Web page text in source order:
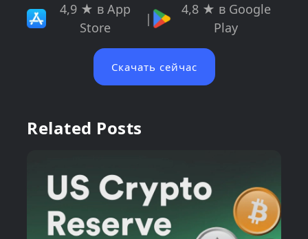
4,9 ★ в App
Store
|
4,8 ★ в Google
Play
Скачать сейчас
Related Posts